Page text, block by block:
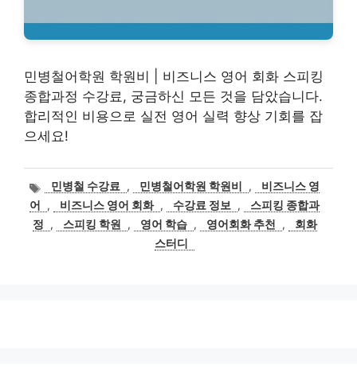
민병철어학원 학원비 | 비즈니스 영어 회화 스피킹
종합과정 수강료, 궁금하신 모든 것을 담았습니다.
합리적인 비용으로 실전 영어 실력 향상 기회를 잡
으세요!
태민병철 수강료 , 민병철어학원 학원비 ,
비즈니스 영
어
, 비즈니스 영어 회화 , 수강료 정보 ,
스피킹 종합과
정
, 스피킹 학원 , 영어 학습 , 영어회화 추천 ,
회화
스터디